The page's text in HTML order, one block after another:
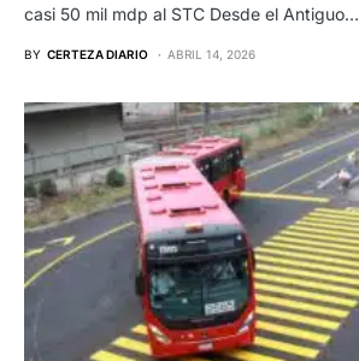
casi 50 mil mdp al STC Desde el Antiguo…
BY CERTEZA DIARIO ABRIL 14, 2026